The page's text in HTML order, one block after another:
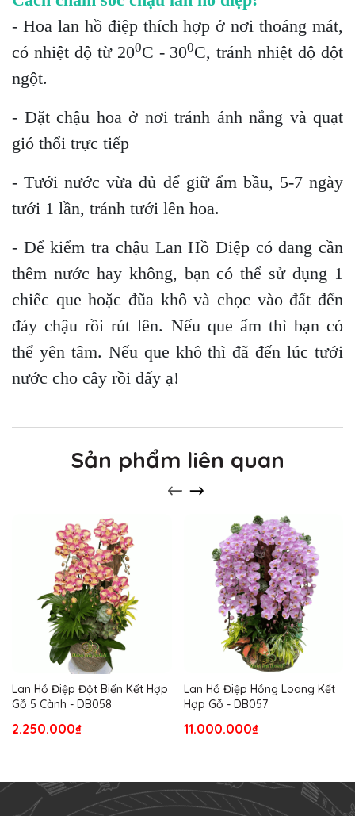
- Hoa lan hồ điệp thích hợp ở nơi thoáng mát,
có nhiệt độ từ 200C - 300C, tránh nhiệt độ đột
ngột.
- Đặt chậu hoa ở nơi tránh ánh nắng và quạt
gió thổi trực tiếp
- Tưới nước vừa đủ để giữ ẩm bầu, 5-7 ngày
tưới 1 lần, tránh tưới lên hoa.
- Để kiểm tra chậu Lan Hồ Điệp có đang cần
thêm nước hay không, bạn có thể sử dụng 1
chiếc que hoặc đũa khô và chọc vào đất đến
đáy chậu rồi rút lên. Nếu que ẩm thì bạn có
thể yên tâm. Nếu que khô thì đã đến lúc tưới
nước cho cây rồi đấy ạ!
Sản phẩm liên quan
Lan Hồ Điệp Đột Biến Kết Hợp
Gỗ 5 Cành - DB058
2.250.000₫
Lan Hồ Điệp Hồng Loang Kết
Hợp Gỗ - DB057
11.000.000₫